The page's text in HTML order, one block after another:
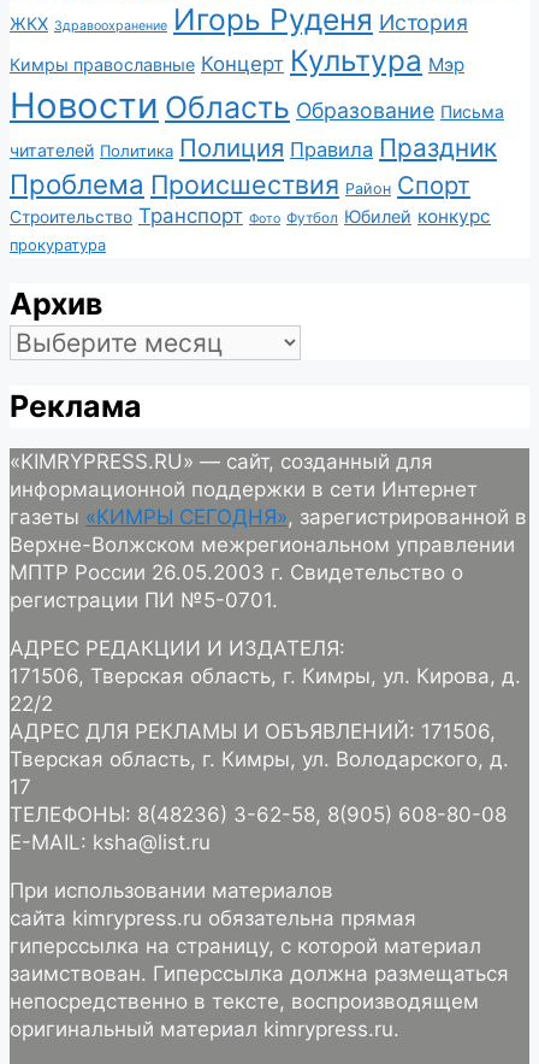
ЖКХ Здравоохранение Игорь Руденя История
Кимры православные Концерт Культура Мэр
Новости Область Образование Письма
читателей Политика Полиция Правила Праздник
Проблема Происшествия Район Спорт
Строительство Транспорт Фото Футбол Юбилей конкурс
прокуратура
Архив
Архив
Реклама
«KIMRYPRESS.RU» — сайт, созданный для
информационной поддержки в сети Интернет
газеты «КИМРЫ СЕГОДНЯ», зарегистрированной в
Верхне-Волжском межрегиональном управлении
МПТР России 26.05.2003 г. Свидетельство о
регистрации ПИ №5-0701.
АДРЕС РЕДАКЦИИ И ИЗДАТЕЛЯ:
171506, Тверская область, г. Кимры, ул. Кирова, д.
22/2
АДРЕС ДЛЯ РЕКЛАМЫ И ОБЪЯВЛЕНИЙ: 171506,
Тверская область, г. Кимры, ул. Володарского, д.
17
ТЕЛЕФОНЫ: 8(48236) 3-62-58, 8(905) 608-80-08
E-MAIL: ksha@list.ru
При использовании материалов
сайта kimrypress.ru обязательна прямая
гиперссылка на страницу, с которой материал
заимствован. Гиперссылка должна размещаться
непосредственно в тексте, воспроизводящем
оригинальный материал kimrypress.ru.